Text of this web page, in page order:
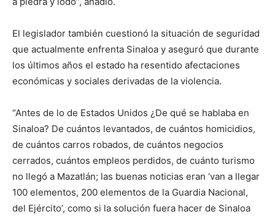
El legislador también cuestionó la situación de seguridad
que actualmente enfrenta Sinaloa y aseguró que durante
los últimos años el estado ha resentido afectaciones
económicas y sociales derivadas de la violencia.
“Antes de lo de Estados Unidos ¿De qué se hablaba en
Sinaloa? De cuántos levantados, de cuántos homicidios,
de cuántos carros robados, de cuántos negocios
cerrados, cuántos empleos perdidos, de cuánto turismo
no llegó a Mazatlán; las buenas noticias eran ‘van a llegar
100 elementos, 200 elementos de la Guardia Nacional,
del Ejército’, como si la solución fuera hacer de Sinaloa